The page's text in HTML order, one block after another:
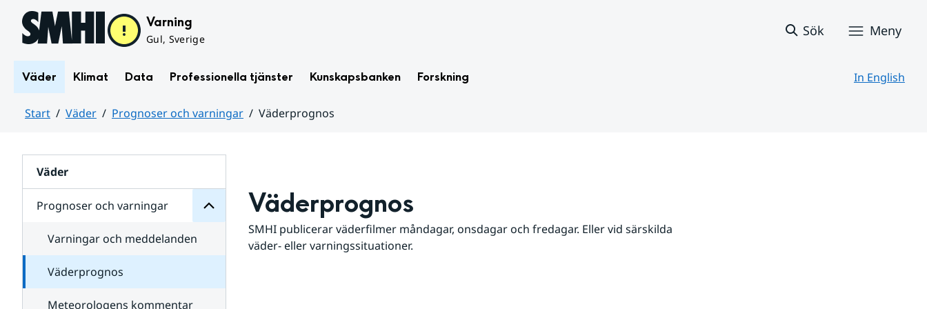
Hoppa till sidans innehåll Varning
Gul, Sverige
Sök Meny
Väder Klimat Data Professionella tjänster Kunskapsbanken Forskning In English
Start Väder Prognoser och varningar
Väderprognos
Väder
Prognoser och varningar
för
varningar
Varningar och meddelanden
Väderprognos
Meteorologens kommentar
Väderprognos
SMHI publicerar väderfilmer måndagar, onsdagar och fredagar. Eller vid särskilda
väder- eller varningssituationer.